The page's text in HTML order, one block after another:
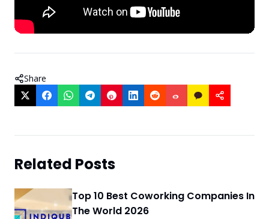
Share
Related Posts
Top 10 Best Coworking Companies In
The World 2026